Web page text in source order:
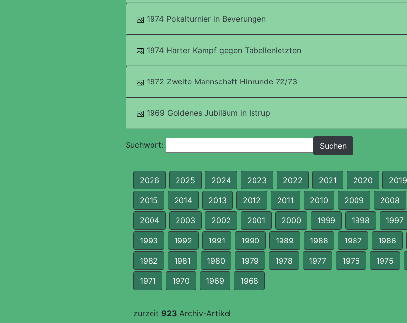
1974 Pokalturnier in Beverungen
1974 Harter Kampf gegen Tabellenletzten
1972 Zweite Mannschaft Hinrunde 72/73
1969 Goldenes Jubiläum in Istrup
Suchwort:
2026 2025 2024 2023 2022 2021 2020 2019
2015 2014 2013 2012 2011 2010 2009 2008
2004 2003 2002 2001 2000 1999 1998 1997
1993 1992 1991 1990 1989 1988 1987 1986
1982 1981 1980 1979 1978 1977 1976 1975
1971 1970 1969 1968
zurzeit 923 Archiv-Artikel